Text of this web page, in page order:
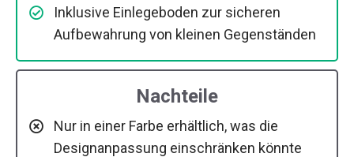
Inklusive Einlegeboden zur sicheren
Aufbewahrung von kleinen Gegenständen
Nachteile
Nur in einer Farbe erhältlich, was die
Designanpassung einschränken könnte